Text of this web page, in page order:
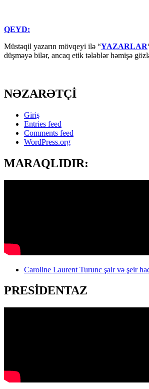
QEYD:
Müstəqil yazarın mövqeyi ilə “YAZARLAR
düşməyə bilər, ancaq etik tələblər həmişə
NƏZARƏTÇİ
Giriş
Entries feed
Comments feed
WordPress.org
MARAQLIDIR:
Caroline Laurent Turunc şair və şeir
PRESİDENTAZ